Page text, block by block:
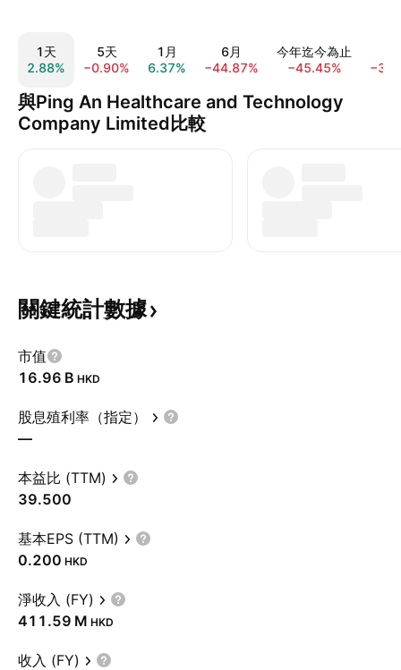
1天
2.88%
5天
−0.90%
1月
6.37%
6月
−44.87%
今年迄今為止
−45.45%
與Ping An Healthcare and Technology
Company Limited比較
關鍵統計數據
市值
‪16.96 B‬ HKD
股息殖利率（指定）
—
本益比 (TTM)
39.500
基本EPS (TTM)
0.200 HKD
淨收入 (FY)
‪411.59 M‬ HKD
收入 (FY)